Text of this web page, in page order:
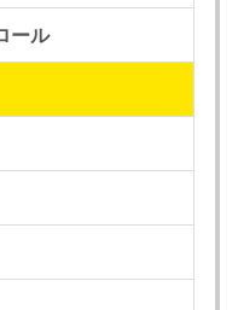
ール